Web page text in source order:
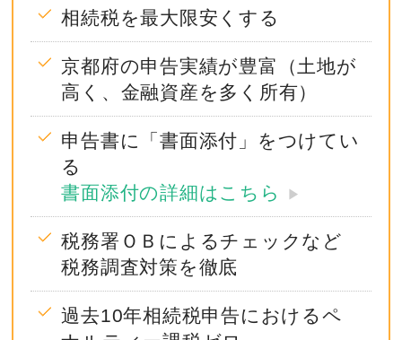
相続税を最大限安くする
京都府の申告実績が豊富（土地が
高く、金融資産を多く所有）
申告書に「書面添付」をつけてい
る
書面添付の詳細はこちら
▶︎
税務署ＯＢによるチェックなど
税務調査対策を徹底
過去10年相続税申告におけるペ